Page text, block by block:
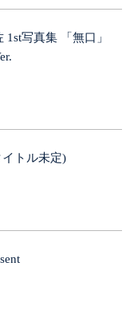
1st写真集 「無口」
イトル未定)